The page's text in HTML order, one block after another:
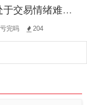
交易情绪难以
期阶段下,股票
动性
完吗 204